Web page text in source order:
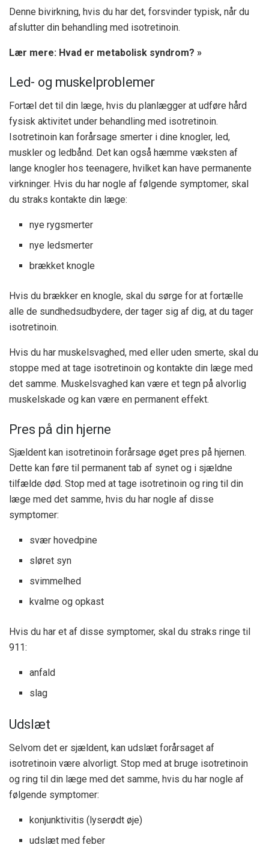
Denne bivirkning, hvis du har det, forsvinder typisk, når du
afslutter din behandling med isotretinoin.
Lær mere: Hvad er metabolisk syndrom? »
Led- og muskelproblemer
Fortæl det til din læge, hvis du planlægger at udføre hård
fysisk aktivitet under behandling med isotretinoin.
Isotretinoin kan forårsage smerter i dine knogler, led,
muskler og ledbånd. Det kan også hæmme væksten af ​​
lange knogler hos teenagere, hvilket kan have permanente
virkninger. Hvis du har nogle af følgende symptomer, skal
du straks kontakte din læge:
nye rygsmerter
nye ledsmerter
brækket knogle
Hvis du brækker en knogle, skal du sørge for at fortælle
alle de sundhedsudbydere, der tager sig af dig, at du tager
isotretinoin.
Hvis du har muskelsvaghed, med eller uden smerte, skal du
stoppe med at tage isotretinoin og kontakte din læge med
det samme. Muskelsvaghed kan være et tegn på alvorlig
muskelskade og kan være en permanent effekt.
Pres på din hjerne
Sjældent kan isotretinoin forårsage øget pres på hjernen.
Dette kan føre til permanent tab af synet og i sjældne
tilfælde død. Stop med at tage isotretinoin og ring til din
læge med det samme, hvis du har nogle af disse
symptomer:
svær hovedpine
sløret syn
svimmelhed
kvalme og opkast
Hvis du har et af disse symptomer, skal du straks ringe til
911:
anfald
slag
Udslæt
Selvom det er sjældent, kan udslæt forårsaget af
isotretinoin være alvorligt. Stop med at bruge isotretinoin
og ring til din læge med det samme, hvis du har nogle af
følgende symptomer:
konjunktivitis (lyserødt øje)
udslæt med feber